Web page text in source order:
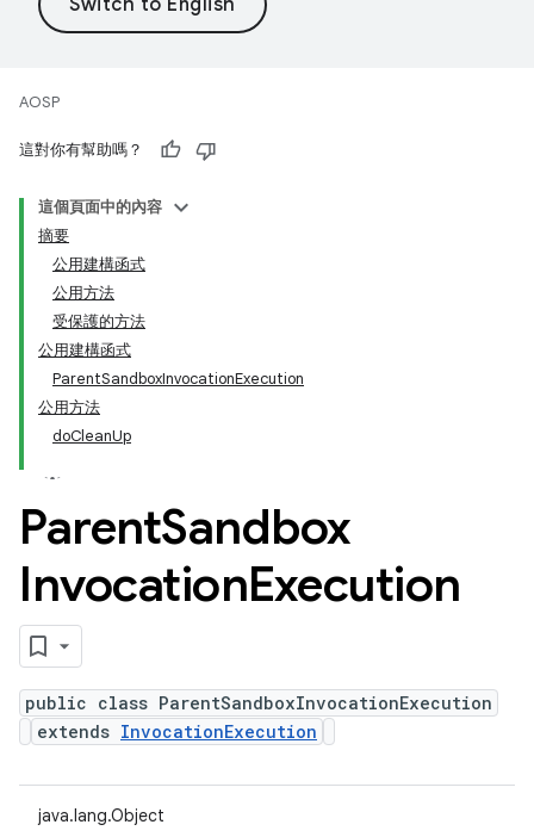
AOSP
這對你有幫助嗎？
這個頁面中的內容
摘要
公用建構函式
公用方法
受保護的方法
公用建構函式
ParentSandboxInvocationExecution
公用方法
doCleanUp
ParentSandbox
InvocationExecution
public class ParentSandboxInvocationExecution
extends InvocationExecution
java.lang.Object